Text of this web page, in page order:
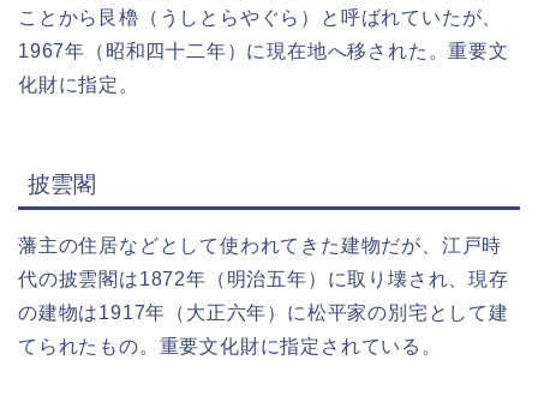
ことから艮櫓（うしとらやぐら）と呼ばれていたが、
1967年（昭和四十二年）に現在地へ移された。重要文
化財に指定。
披雲閣
藩主の住居などとして使われてきた建物だが、江戸時
代の披雲閣は1872年（明治五年）に取り壊され、現存
の建物は1917年（大正六年）に松平家の別宅として建
てられたもの。重要文化財に指定されている。